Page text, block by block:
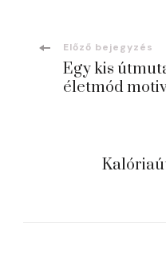
Előző bejegyzés
Egy kis
életmód